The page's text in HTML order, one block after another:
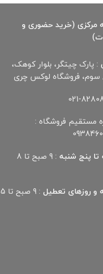
7,000,000 تومان
مرکزی (خرید حضوری و
: پارک چیتگر، بلوار کوهک،
سوم، فروشگاه لوکس چری
021-
مستقیم فروشگاه :
تا پنج شنبه
: 9 صبح تا 8
و روزهای تعطیل
: 9 صبح تا 5